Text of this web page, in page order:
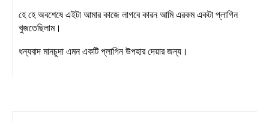
হে হে অবশেষে এইটা আমার কাজে লাগবে কারন আমি এরকম একটা প্লাগিন
খুজতেছিলাম।
ধন্যবাদ মানচুদা এমন একটি প্লাগিন উপহার দেয়ার জন্য।